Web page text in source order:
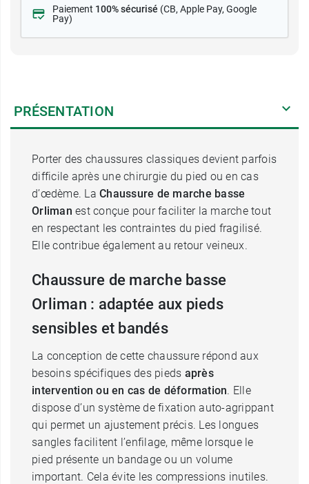
Paiement 100% sécurisé (CB, Apple Pay, Google
Pay)
PRÉSENTATION
Porter des chaussures classiques devient parfois
difficile après une chirurgie du pied ou en cas
d’œdème. La Chaussure de marche basse
Orliman est conçue pour faciliter la marche tout
en respectant les contraintes du pied fragilisé.
Elle contribue également au retour veineux.
Chaussure de marche basse
Orliman : adaptée aux pieds
sensibles et bandés
La conception de cette chaussure répond aux
besoins spécifiques des pieds après
intervention ou en cas de déformation. Elle
dispose d’un système de fixation auto-agrippant
qui permet un ajustement précis. Les longues
sangles facilitent l’enfilage, même lorsque le
pied présente un bandage ou un volume
important. Cela évite les compressions inutiles.